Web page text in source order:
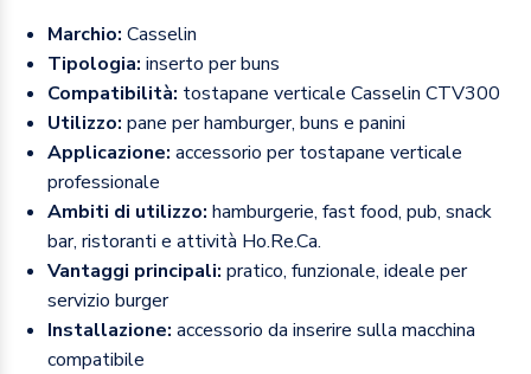
Marchio: Casselin
Tipologia: inserto per buns
Compatibilità: tostapane verticale Casselin CTV300
Utilizzo: pane per hamburger, buns e panini
Applicazione: accessorio per tostapane verticale
professionale
Ambiti di utilizzo: hamburgerie, fast food, pub, snack
bar, ristoranti e attività Ho.Re.Ca.
Vantaggi principali: pratico, funzionale, ideale per
servizio burger
Installazione: accessorio da inserire sulla macchina
compatibile